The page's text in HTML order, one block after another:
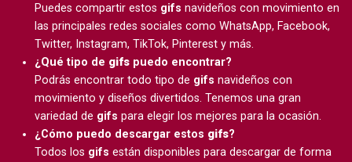
Puedes compartir estos gifs navideños con movimiento en
las principales redes sociales como WhatsApp, Facebook,
Twitter, Instagram, TikTok, Pinterest y más.
¿Qué tipo de gifs puedo encontrar?
Podrás encontrar todo tipo de gifs navideños con
movimiento y diseños divertidos. Tenemos una gran
variedad de gifs para elegir los mejores para la ocasión.
¿Cómo puedo descargar estos gifs?
Todos los gifs están disponibles para descargar de forma